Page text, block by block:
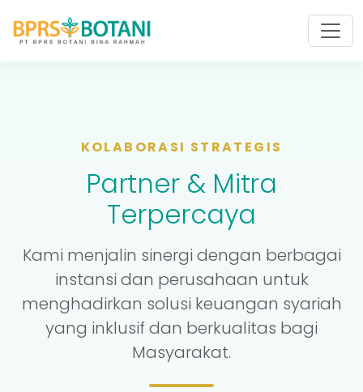
KOLABORASI STRATEGIS
Partner & Mitra
Terpercaya
Kami menjalin sinergi dengan berbagai
instansi dan perusahaan untuk
menghadirkan solusi keuangan syariah
yang inklusif dan berkualitas bagi
Masyarakat.